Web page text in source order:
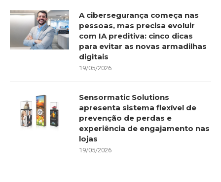
A cibersegurança começa nas
pessoas, mas precisa evoluir
com IA preditiva: cinco dicas
para evitar as novas armadilhas
digitais
19/05/2026
Sensormatic Solutions
apresenta sistema flexível de
prevenção de perdas e
experiência de engajamento nas
lojas
19/05/2026